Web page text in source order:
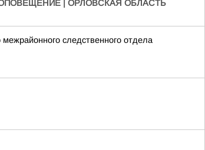
| ОРЛОВСКАЯ ОБЛАСТЬ
следственного отдела